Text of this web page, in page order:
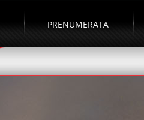
PRENUMERATA